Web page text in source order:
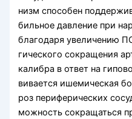
низм способен
бильное давление при
благодаря увеличению
гического сокращения
калибра в ответ на
вивается ишемическая
роз периферических
можность сокращаться